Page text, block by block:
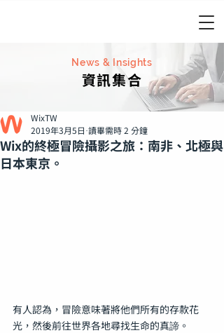
News & Insights
資訊集合
Wix的終極冒險攝影之旅：南非、北極與
日本東京。
WixTW
2019年3月5日 讀畢需時 2 分鐘
有人認為，冒險意味著將他們所有的存款花
光，然後前往世界各地尋找生命的真諦。